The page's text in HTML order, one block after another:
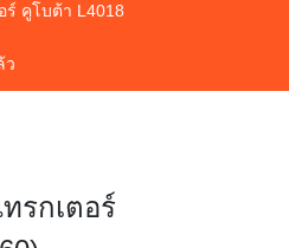
ร์ คูโบต้า L4018
ว
รกเตอร์